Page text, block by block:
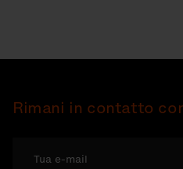
Rimani in contatto